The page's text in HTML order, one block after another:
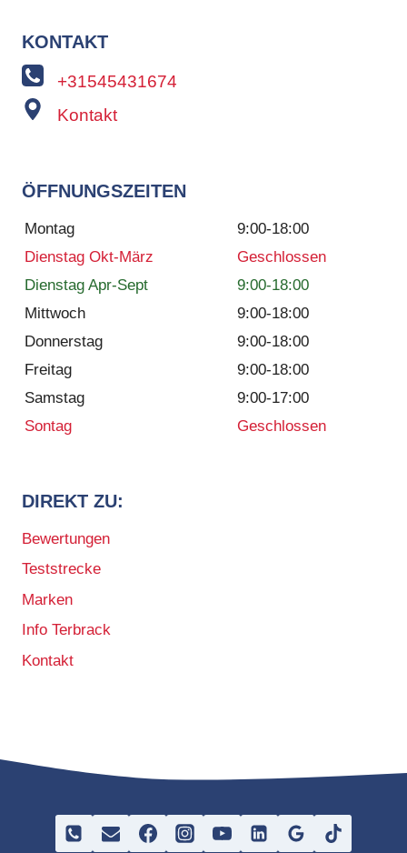
KONTAKT
+31545431674
Kontakt
ÖFFNUNGSZEITEN
Montag
9:00-18:00
Dienstag Okt-März
Geschlossen
Dienstag Apr-Sept
9:00-18:00
Mittwoch
9:00-18:00
Donnerstag
9:00-18:00
Freitag
9:00-18:00
Samstag
9:00-17:00
Sontag
Geschlossen
DIREKT ZU:
Bewertungen
Teststrecke
Marken
Info Terbrack
Kontakt